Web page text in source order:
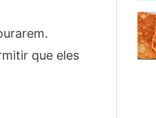
que eles